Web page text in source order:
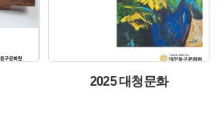
2025 대청문화